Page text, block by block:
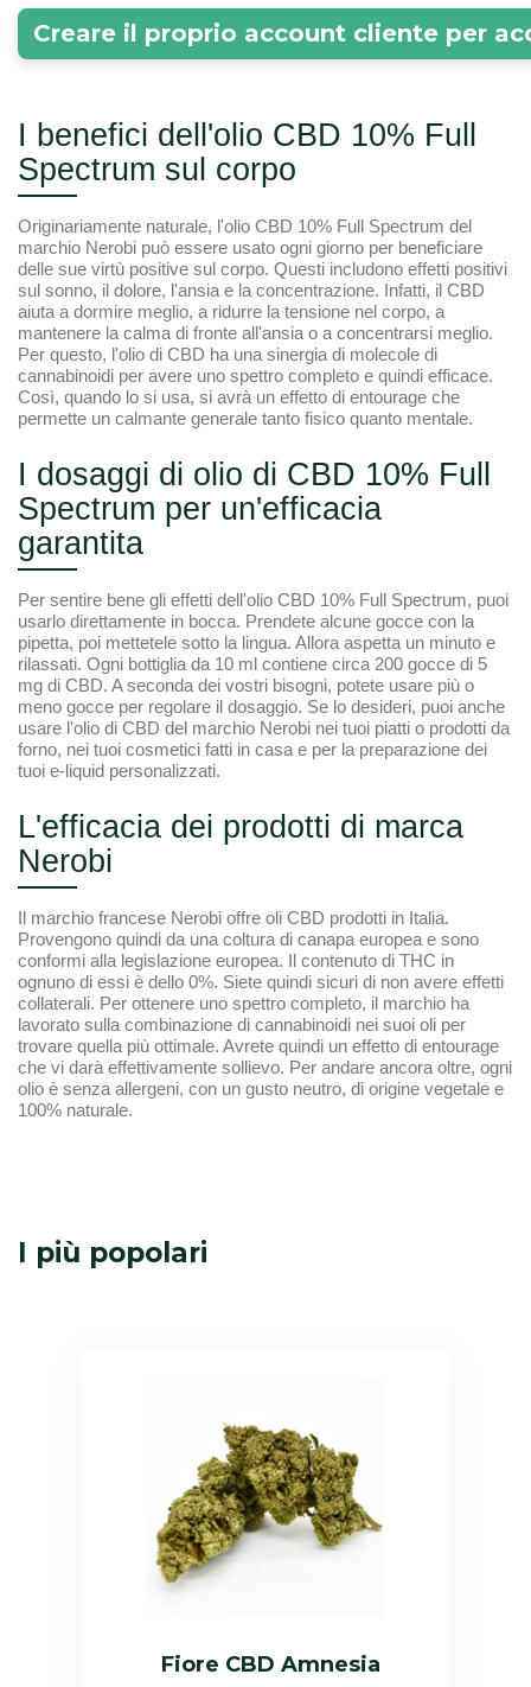
Creare il proprio account cliente per
I benefici dell'olio CBD 10% Full
Spectrum sul corpo
Originariamente naturale, l'olio CBD 10% Full Spectrum del
marchio Nerobi può essere usato ogni giorno per beneficiare
delle sue virtù positive sul corpo. Questi includono effetti positivi
sul sonno, il dolore, l'ansia e la concentrazione. Infatti, il CBD
aiuta a dormire meglio, a ridurre la tensione nel corpo, a
mantenere la calma di fronte all'ansia o a concentrarsi meglio.
Per questo, l'olio di CBD ha una sinergia di molecole di
cannabinoidi per avere uno spettro completo e quindi efficace.
Così, quando lo si usa, si avrà un effetto di entourage che
permette un calmante generale tanto fisico quanto mentale.
I dosaggi di olio di CBD 10% Full
Spectrum per un'efficacia
garantita
Per sentire bene gli effetti dell'olio CBD 10% Full Spectrum, puoi
usarlo direttamente in bocca. Prendete alcune gocce con la
pipetta, poi mettetele sotto la lingua. Allora aspetta un minuto e
rilassati. Ogni bottiglia da 10 ml contiene circa 200 gocce di 5
mg di CBD. A seconda dei vostri bisogni, potete usare più o
meno gocce per regolare il dosaggio. Se lo desideri, puoi anche
usare l'olio di CBD del marchio Nerobi nei tuoi piatti o prodotti da
forno, nei tuoi cosmetici fatti in casa e per la preparazione dei
tuoi e-liquid personalizzati.
L'efficacia dei prodotti di marca
Nerobi
Il marchio francese Nerobi offre oli CBD prodotti in Italia.
Provengono quindi da una coltura di canapa europea e sono
conformi alla legislazione europea. Il contenuto di THC in
ognuno di essi è dello 0%. Siete quindi sicuri di non avere effetti
collaterali. Per ottenere uno spettro completo, il marchio ha
lavorato sulla combinazione di cannabinoidi nei suoi oli per
trovare quella più ottimale. Avrete quindi un effetto di entourage
che vi darà effettivamente sollievo. Per andare ancora oltre, ogni
olio è senza allergeni, con un gusto neutro, di origine vegetale e
100% naturale.
I più popolari
Fiore CBD Amnesia